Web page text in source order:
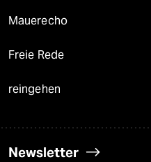
Mauerecho
Freie Rede
reingehen
Newsletter